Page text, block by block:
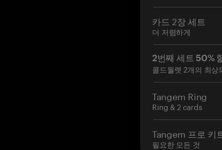
카드 2장 세트
더 저렴하게
2번째 세트 50%
콜드월렛 2개의 최상
Tangem Ring
Ring & 2 cards
Tangem 프로 키
필요한 모든 것